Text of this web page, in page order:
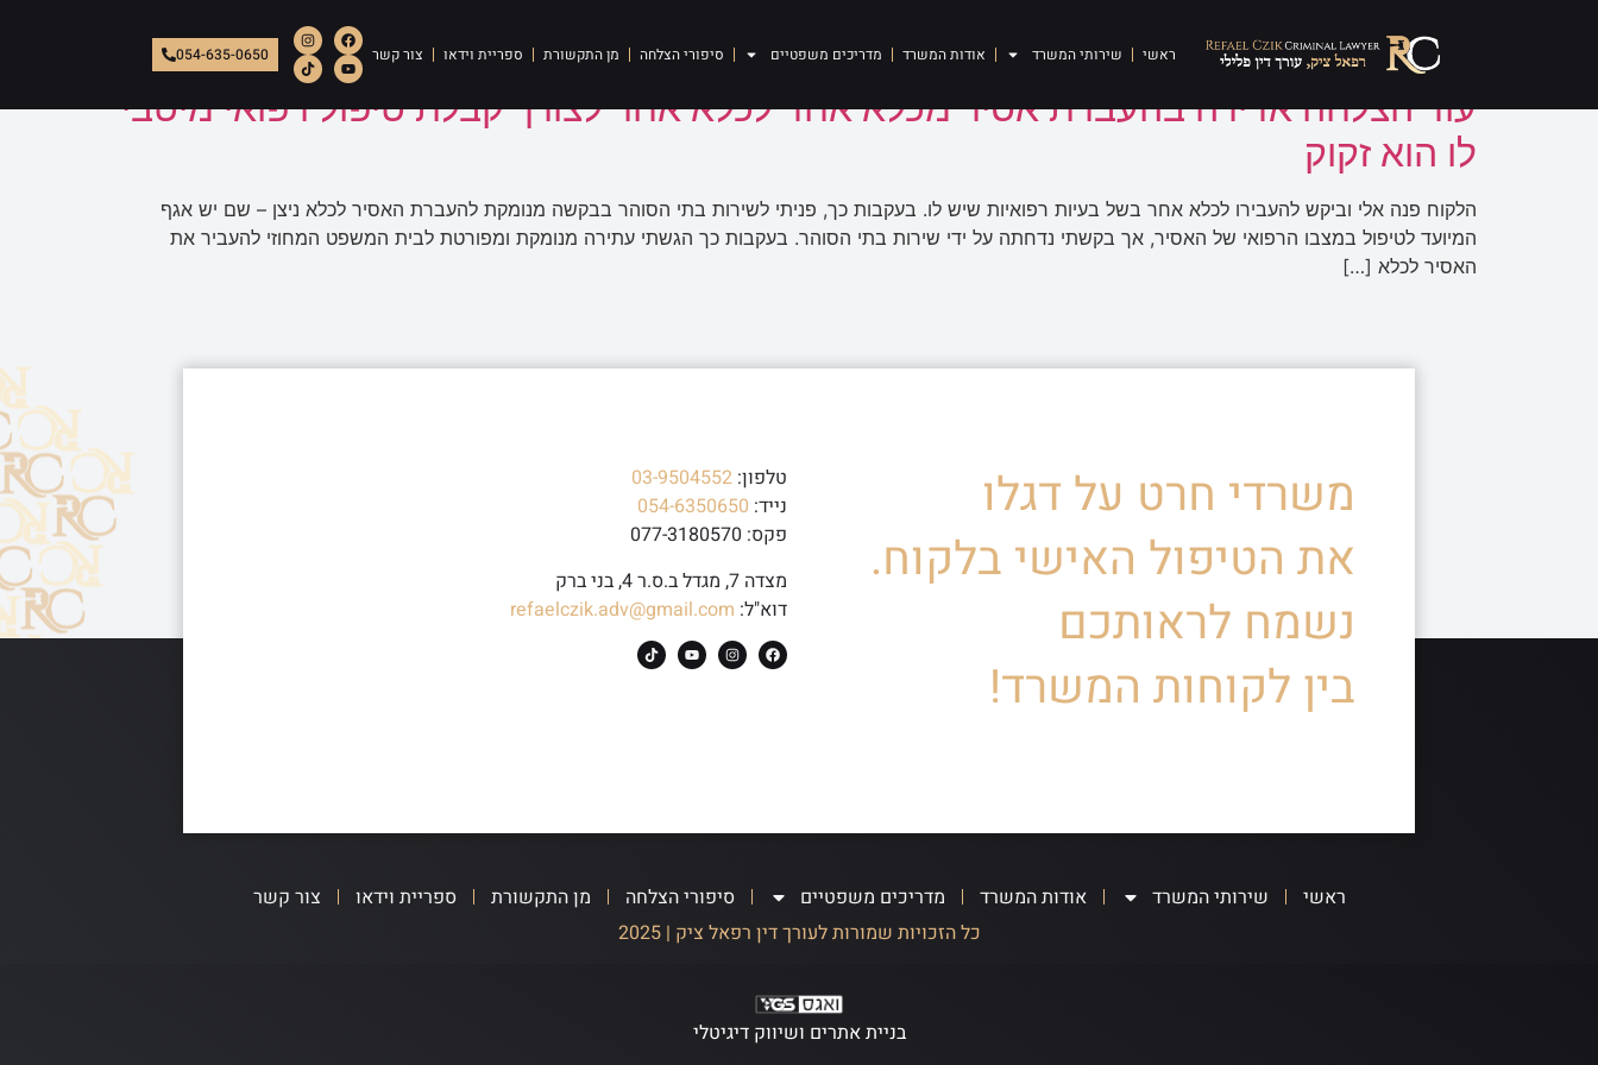
ראשי שירותי המשרד אודות המשרד מדריכים משפטיים סיפורי הצלחה מן התקשורת ספריית וידאו צור קשר 054-635-0650 תגית:עתירת אסיר לעבור לכלא אחר
עוד הצלחה אדירה בהעברת אסיר מכלא אחד לכלא אחר לצורך קבלת טיפול רפואי מיטבי
לו הוא זקוק
הלקוח פנה אלי וביקש להעבירו לכלא אחר בשל בעיות רפואיות שיש לו. בעקבות כך, פניתי לשירות בתי הסוהר בבקשה מנומקת להעברת האסיר לכלא ניצן – שם יש אגף
המיועד לטיפול במצבו הרפואי של האסיר, אך בקשתי נדחתה על ידי שירות בתי הסוהר. בעקבות כך הגשתי עתירה מנומקת ומפורטת לבית המשפט המחוזי להעביר את
האסיר לכלא […]
משרדי חרט על דגלו
את הטיפול האישי בלקוח.
נשמח לראותכם
בין לקוחות המשרד!
טלפון: 03-9504552
נייד: 054-6350650
פקס: 077-3180570
מצדה 7, מגדל ב.ס.ר 4, בני ברק
דוא"ל: refaelczik.adv@gmail.com
ראשי שירותי המשרד אודות המשרד מדריכים משפטיים סיפורי הצלחה מן התקשורת ספריית וידאו
צור קשר
כל הזכויות שמורות לעורך דין רפאל ציק | 2025
בניית אתרים ושיווק דיגיטלי